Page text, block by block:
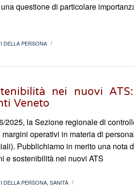
questione di particolare
DELLA PERSONA /
nei nuovi
Veneto
2025, la Sezione regionale di
operativi in materia di
Pubblichiamo in merito una nota
e sostenibilità nei nuovi ATS
DELLA PERSONA, SANITÀ /